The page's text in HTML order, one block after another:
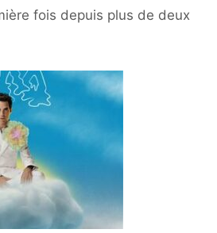
fois depuis plus de deux